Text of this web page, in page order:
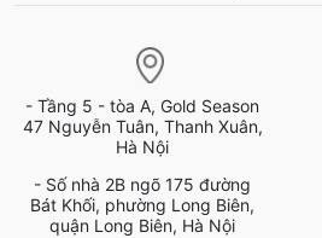
- Tầng 5 - tòa A, Gold Season
47 Nguyễn Tuân, Thanh Xuân,
Hà Nội
- Số nhà 2B ngõ 175 đường
Bát Khối, phường Long Biên,
quận Long Biên, Hà Nội